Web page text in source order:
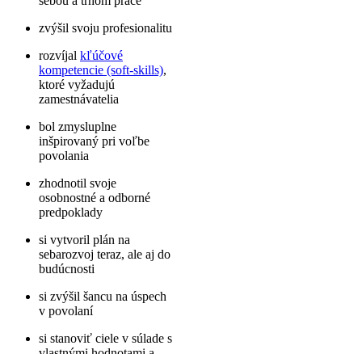
zvýšil svoju profesionalitu
rozvíjal kľúčové
kompetencie (soft-skills),
ktoré vyžadujú
zamestnávatelia
bol zmysluplne
inšpirovaný pri voľbe
povolania
zhodnotil svoje
osobnostné a odborné
predpoklady
si vytvoril plán na
sebarozvoj teraz, ale aj do
budúcnosti
si zvýšil šancu na úspech
v povolaní
si stanoviť ciele v súlade s